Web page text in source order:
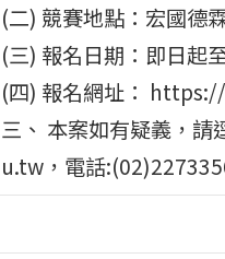
(二) 競賽地點：宏國德
(三) 報名日期：即日起
(四) 報名網址：
三、 本案如有疑義，
u.tw，電話